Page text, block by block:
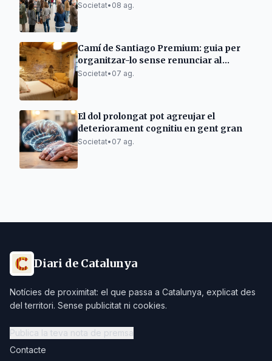
Societat• 08 ag.
Camí de Santiago Premium: guia per
organitzar-lo sense renunciar al
descans
Societat• 07 ag.
El dol prolongat pot agreujar el
deteriorament cognitiu en gent gran
Societat• 07 ag.
Diari de Catalunya
Notícies de proximitat: el que passa a Catalunya, explicat des
del territori. Sense publicitat ni cookies.
Publica la teva nota de premsa
Contacte